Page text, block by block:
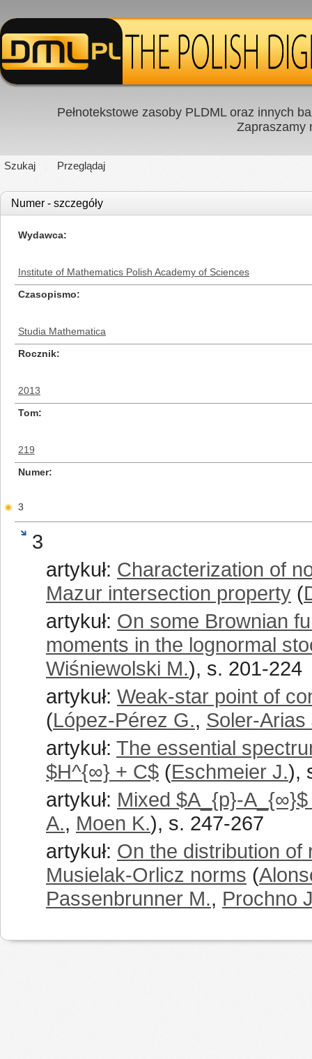
Pełnotekstowe zasoby PLDML oraz innych
Zapraszamy
Szukaj Przeglądaj
Numer - szczegóły
Wydawca
Institute of Mathematics Polish Academy of Sciences
Czasopismo
Studia Mathematica
Rocznik
2013
Tom
219
Numer
3
3
artykuł: Characterization of
Mazur intersection property (
artykuł: On some Brownian
moments in the lognormal
Wiśniewolski M.), s. 201-224
artykuł: Weak-star point of
(López-Pérez G., Soler-Arias
artykuł: The essential
$H^{∞} + C$ (Eschmeier J.),
artykuł: Mixed $A_{p}-
A., Moen K.), s. 247-267
artykuł: On the distribution of
Musielak-Orlicz norms (
Passenbrunner M., Prochno